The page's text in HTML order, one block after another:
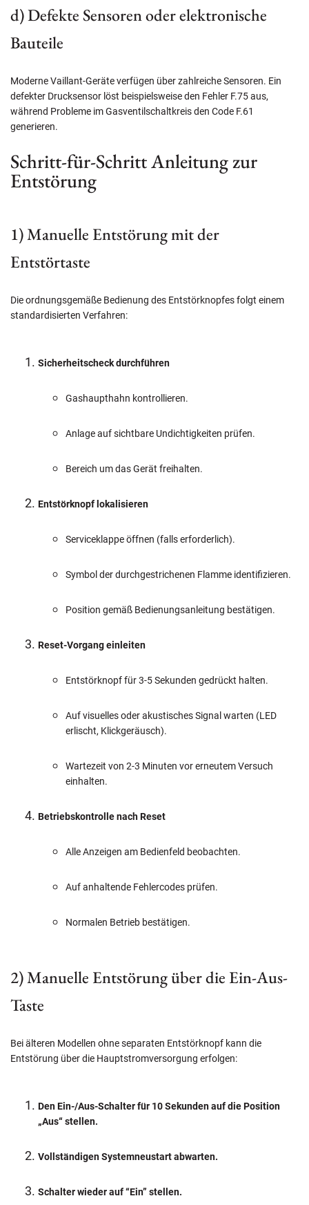
d) Defekte Sensoren oder elektronische
Bauteile
Moderne Vaillant-Geräte verfügen über zahlreiche Sensoren. Ein
defekter Drucksensor löst beispielsweise den Fehler F.75 aus,
während Probleme im Gasventilschaltkreis den Code F.61
generieren.
Schritt-für-Schritt Anleitung zur
Entstörung
1) Manuelle Entstörung mit der
Entstörtaste
Die ordnungsgemäße Bedienung des Entstörknopfes folgt einem
standardisierten Verfahren:
Sicherheitscheck durchführen
Gashaupthahn kontrollieren.
Anlage auf sichtbare Undichtigkeiten prüfen.
Bereich um das Gerät freihalten.
Entstörknopf lokalisieren
Serviceklappe öffnen (falls erforderlich).
Symbol der durchgestrichenen Flamme identifizieren.
Position gemäß Bedienungsanleitung bestätigen.
Reset-Vorgang einleiten
Entstörknopf für 3-5 Sekunden gedrückt halten.
Auf visuelles oder akustisches Signal warten (LED
erlischt, Klickgeräusch).
Wartezeit von 2-3 Minuten vor erneutem Versuch
einhalten.
Betriebskontrolle nach Reset
Alle Anzeigen am Bedienfeld beobachten.
Auf anhaltende Fehlercodes prüfen.
Normalen Betrieb bestätigen.
2) Manuelle Entstörung über die Ein-Aus-
Taste
Bei älteren Modellen ohne separaten Entstörknopf kann die
Entstörung über die Hauptstromversorgung erfolgen:
Den Ein-/Aus-Schalter für 10 Sekunden auf die Position
„Aus“ stellen.
Vollständigen Systemneustart abwarten.
Schalter wieder auf “Ein” stellen.